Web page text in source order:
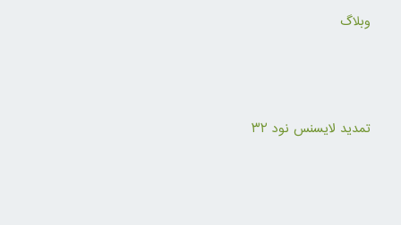
وبلاگ
تمدید لایسنس نود ۳۲